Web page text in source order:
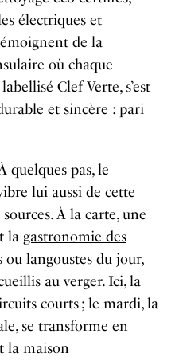
électriques et
de la
où chaque
Clef Verte, s’est
et sincère : pari
quelques pas, le
lui aussi de cette
À la carte, une
la gastronomie des
ou langoustes du jour,
au verger. Ici, la
courts; le mardi, la
se transforme en
la maison